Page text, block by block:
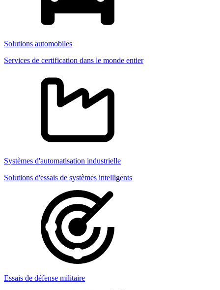
Solutions automobiles
Services de certification dans le monde entier
Systèmes d'automatisation industrielle
Solutions d'essais de systèmes intelligents
Essais de défense militaire